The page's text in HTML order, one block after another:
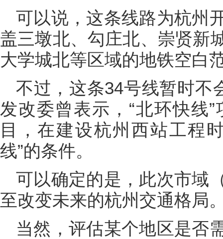
可以说，这条线路为杭州
盖三墩北、勾庄北、崇贤新
大学城北等区域的地铁空白
不过，这条34号线暂时不
发改委曾表示，“北环快线
目，在建设杭州西站工程
线”的条件。
可以确定的是，此次市域
至改变未来的杭州交通格局
当然，评估某个地区是否